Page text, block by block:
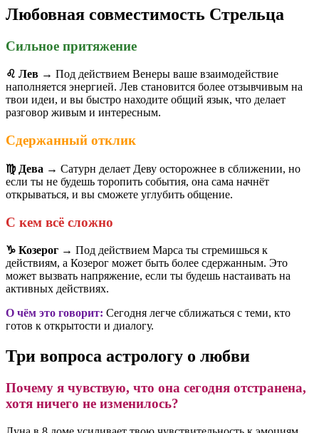
Любовная совместимость Стрельца
Сильное притяжение
♌️ Лев → Под действием Венеры ваше взаимодействие
наполняется энергией. Лев становится более отзывчивым на
твои идеи, и вы быстро находите общий язык, что делает
разговор живым и интересным.
Сдержанный отклик
♍️ Дева → Сатурн делает Деву осторожнее в сближении, но
если ты не будешь торопить события, она сама начнёт
открываться, и вы сможете углубить общение.
С кем всё сложно
♑️ Козерог → Под действием Марса ты стремишься к
действиям, а Козерог может быть более сдержанным. Это
может вызвать напряжение, если ты будешь настаивать на
активных действиях.
О чём это говорит: Сегодня легче сближаться с теми, кто
готов к открытости и диалогу.
Три вопроса астрологу о любви
Почему я чувствую, что она сегодня отстранена,
хотя ничего не изменилось?